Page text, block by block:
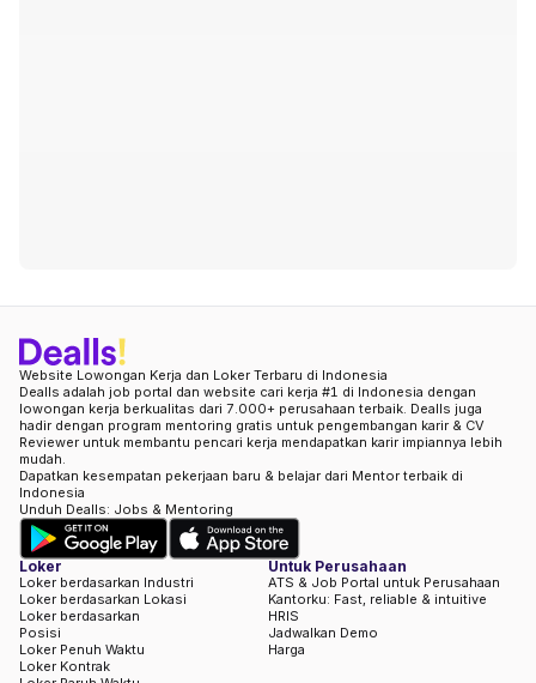
Website Lowongan Kerja dan Loker Terbaru di Indonesia
Dealls adalah job portal dan website cari kerja #1 di Indonesia dengan
lowongan kerja berkualitas dari 7.000+ perusahaan terbaik. Dealls juga
hadir dengan program mentoring gratis untuk pengembangan karir & CV
Reviewer untuk membantu pencari kerja mendapatkan karir impiannya lebih
mudah.
Dapatkan kesempatan pekerjaan baru & belajar dari Mentor terbaik di
Indonesia
Unduh Dealls: Jobs & Mentoring
Loker
Loker berdasarkan Industri
Loker berdasarkan Lokasi
Loker berdasarkan
Posisi
Loker Penuh Waktu
Loker Kontrak
Untuk Perusahaan
ATS & Job Portal untuk Perusahaan
Kantorku: Fast, reliable & intuitive
HRIS
Jadwalkan Demo
Harga